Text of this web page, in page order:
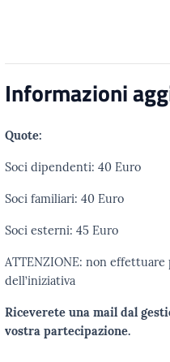
Informazioni
Quote:
Soci dipendenti: 40 Euro
Soci familiari: 40 Euro
Soci esterni: 45 Euro
ATTENZIONE: non
dell’iniziativa
Riceverete una mail dal
vostra partecipazione.